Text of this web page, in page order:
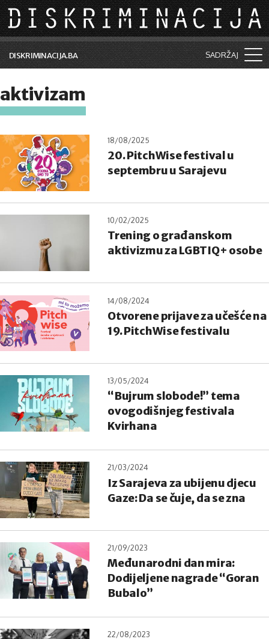
Skip to main content
DISKRIMINACIJA.BA SADRŽAJ
Vijesti i događaji
Kolumne
Lične priče
Saradnja sa medijima
aktivizam
18/08/2025
20. PitchWise festival u
septembru u Sarajevu
10/02/2025
Trening o građanskom
aktivizmu za LGBTIQ+ osobe
14/08/2024
Otvorene prijave za učešće na
19. PitchWise festivalu
13/05/2024
“Bujrum slobode!” tema
ovogodišnjeg festivala
Kvirhana
21/03/2024
Iz Sarajeva za ubijenu djecu
Gaze: Da se čuje, da se zna
21/09/2023
Međunarodni dan mira:
Dodijeljene nagrade “Goran
Bubalo”
22/08/2023